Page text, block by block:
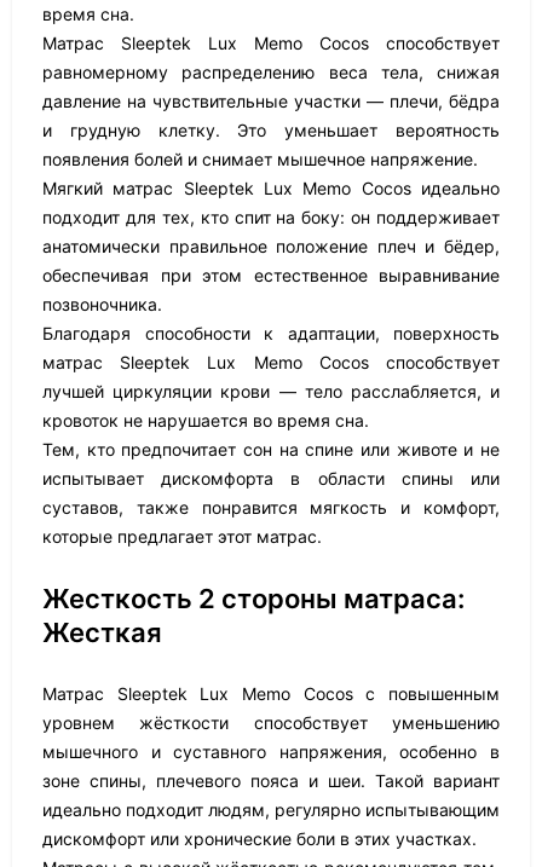
время сна.
Матрас Sleeptek Lux Memo Cocos способствует
равномерному распределению веса тела, снижая
давление на чувствительные участки — плечи, бёдра
и грудную клетку. Это уменьшает вероятность
появления болей и снимает мышечное напряжение.
Мягкий матрас Sleeptek Lux Memo Cocos идеально
подходит для тех, кто спит на боку: он поддерживает
анатомически правильное положение плеч и бёдер,
обеспечивая при этом естественное выравнивание
позвоночника.
Благодаря способности к адаптации, поверхность
матрас Sleeptek Lux Memo Cocos способствует
лучшей циркуляции крови — тело расслабляется, и
кровоток не нарушается во время сна.
Тем, кто предпочитает сон на спине или животе и не
испытывает дискомфорта в области спины или
суставов, также понравится мягкость и комфорт,
которые предлагает этот матрас.
Жесткость 2 стороны матраса:
Жесткая
Матрас Sleeptek Lux Memo Cocos с повышенным
уровнем жёсткости способствует уменьшению
мышечного и суставного напряжения, особенно в
зоне спины, плечевого пояса и шеи. Такой вариант
идеально подходит людям, регулярно испытывающим
дискомфорт или хронические боли в этих участках.